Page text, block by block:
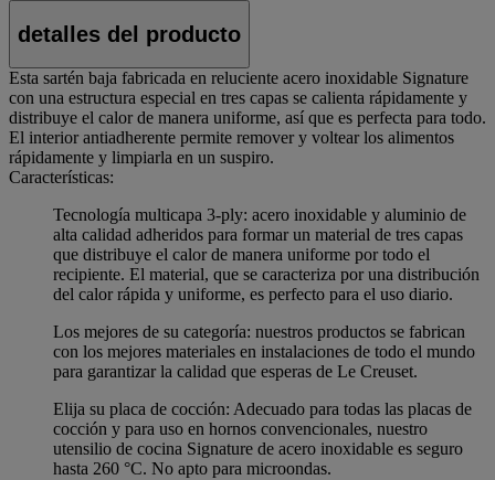
detalles del producto
Esta sartén baja fabricada en reluciente acero inoxidable Signature
con una estructura especial en tres capas se calienta rápidamente y
distribuye el calor de manera uniforme, así que es perfecta para todo.
El interior antiadherente permite remover y voltear los alimentos
rápidamente y limpiarla en un suspiro.
Características:
Tecnología multicapa 3-ply: acero inoxidable y aluminio de
alta calidad adheridos para formar un material de tres capas
que distribuye el calor de manera uniforme por todo el
recipiente. El material, que se caracteriza por una distribución
del calor rápida y uniforme, es perfecto para el uso diario.
Los mejores de su categoría: nuestros productos se fabrican
con los mejores materiales en instalaciones de todo el mundo
para garantizar la calidad que esperas de Le Creuset.
Elija su placa de cocción: Adecuado para todas las placas de
cocción y para uso en hornos convencionales, nuestro
utensilio de cocina Signature de acero inoxidable es seguro
hasta 260 °C. No apto para microondas.